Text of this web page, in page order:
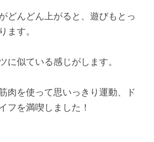
どんどん上がると、遊びもとっ
ます。
に似ている感じがします。
肉を使って思いっきり運動、ド
フを満喫しました！